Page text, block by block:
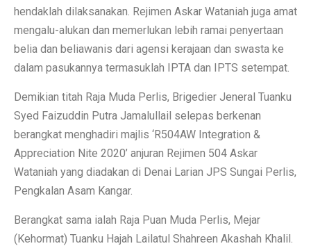
hendaklah dilaksanakan. Rejimen Askar Wataniah juga amat
mengalu-alukan dan memerlukan lebih ramai penyertaan
belia dan beliawanis dari agensi kerajaan dan swasta ke
dalam pasukannya termasuklah IPTA dan IPTS setempat.
Demikian titah Raja Muda Perlis, Brigedier Jeneral Tuanku
Syed Faizuddin Putra Jamalullail selepas berkenan
berangkat menghadiri majlis ‘R504AW Integration &
Appreciation Nite 2020’ anjuran Rejimen 504 Askar
Wataniah yang diadakan di Denai Larian JPS Sungai Perlis,
Pengkalan Asam Kangar.
Berangkat sama ialah Raja Puan Muda Perlis, Mejar
(Kehormat) Tuanku Hajah Lailatul Shahreen Akashah Khalil.